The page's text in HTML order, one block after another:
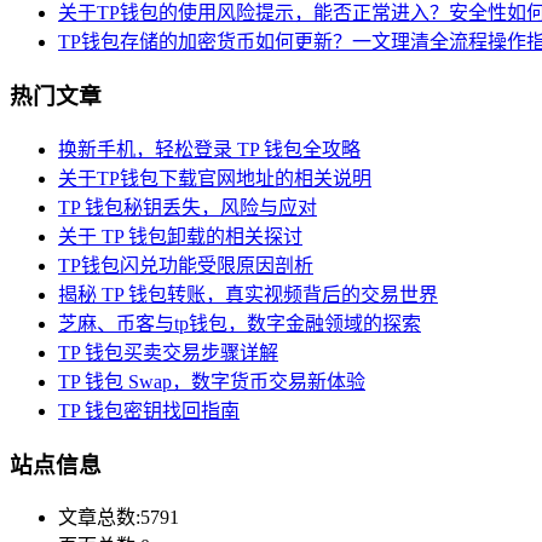
关于TP钱包的使用风险提示，能否正常进入？安全性如何
TP钱包存储的加密货币如何更新？一文理清全流程操作
热门文章
换新手机，轻松登录 TP 钱包全攻略
关于TP钱包下载官网地址的相关说明
TP 钱包秘钥丢失，风险与应对
关于 TP 钱包卸载的相关探讨
TP钱包闪兑功能受限原因剖析
揭秘 TP 钱包转账，真实视频背后的交易世界
芝麻、币客与tp钱包，数字金融领域的探索
TP 钱包买卖交易步骤详解
TP 钱包 Swap，数字货币交易新体验
TP 钱包密钥找回指南
站点信息
文章总数:5791